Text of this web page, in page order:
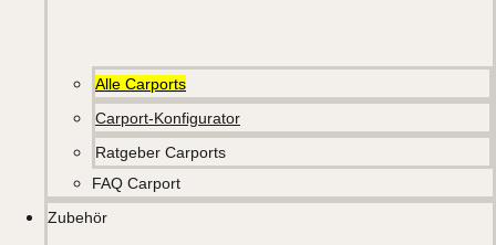
Alle Carports
Carport-Konfigurator
Ratgeber Carports
FAQ Carport
Zubehör